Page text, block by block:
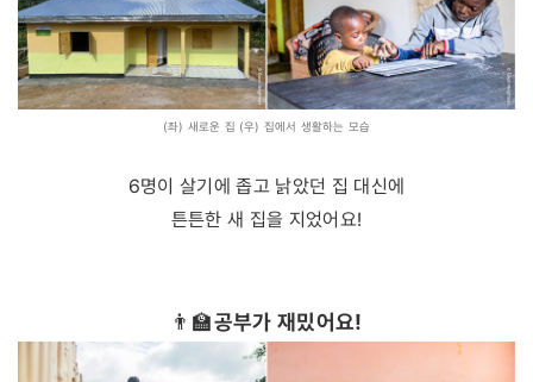
(좌) 새로운 집 (우) 집에서 생활하는 모습
6명이 살기에 좁고 낡았던 집 대신에
튼튼한 새 집을 지었어요!
👨‍🏫공부가 재밌어요!